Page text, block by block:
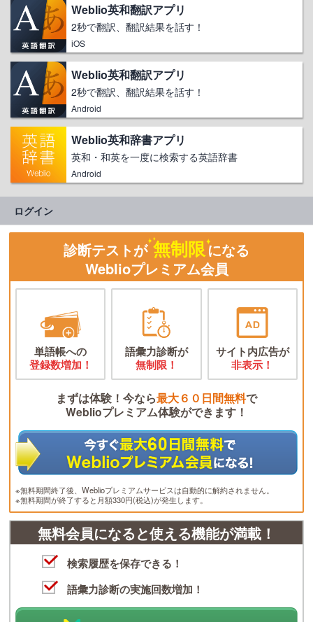
Weblio英和翻訳アプリ
2秒で翻訳、翻訳結果を話す！
iOS
Weblio英和翻訳アプリ
2秒で翻訳、翻訳結果を話す！
Android
Weblio英和辞書アプリ
英和・和英を一度に検索する英語辞書
Android
ログイン
診断テストが 無制限になる
Weblioプレミアム会員
単語帳への
登録数増加！
語彙力診断が
無制限！
サイト内広告が
非表示！
まずは体験！今なら最大６０日間無料で
Weblioプレミアム体験ができます！
※無料期間終了後、Weblioプレミアムサービスは自動的に解約されません。
※無料期間が終了すると月額330円(税込)が発生します。
無料会員になると使える機能が満載！
検索履歴を保存できる！
語彙力診断の実施回数増加！